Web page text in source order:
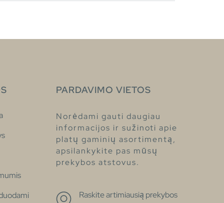
PARDAVIMO VIETOS
Norėdami gauti daugiau
informacijos ir sužinoti apie
platų gaminių asortimentą,
apsilankykite pas mūsų
prekybos atstovus.
Raskite artimiausią prekybos